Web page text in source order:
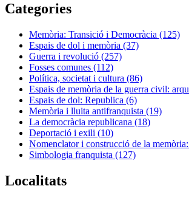
Categories
Memòria: Transició i Democràcia (125)
Espais de dol i memòria (37)
Guerra i revolució (257)
Fosses comunes (112)
Política, societat i cultura (86)
Espais de memòria de la guerra civil:
Espais de dol: Republica (6)
Memòria i lluita antifranquista (19)
La democràcia republicana (18)
Deportació i exili (10)
Nomenclator i construcció de la
Simbologia franquista (127)
Localitats